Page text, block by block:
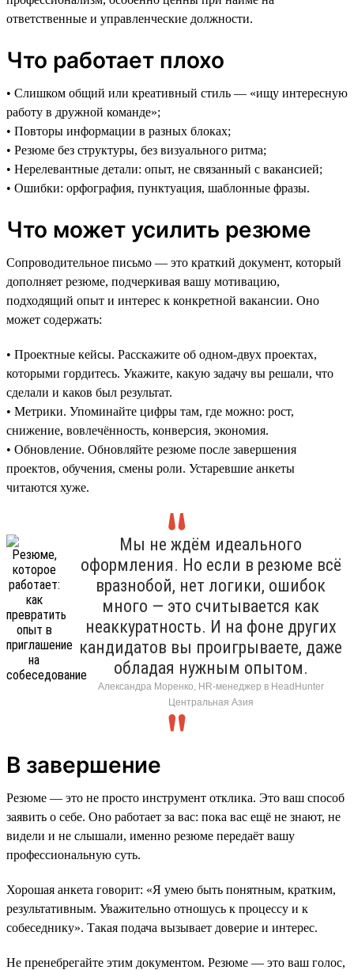
ответственные и управленческие должности.
Что работает плохо
• Слишком общий или креативный стиль — «ищу интересную
работу в дружной команде»;
• Повторы информации в разных блоках;
• Резюме без структуры, без визуального ритма;
• Нерелевантные детали: опыт, не связанный с вакансией;
• Ошибки: орфография, пунктуация, шаблонные фразы.
Что может усилить резюме
Сопроводительное письмо — это краткий документ, который
дополняет резюме, подчеркивая вашу мотивацию,
подходящий опыт и интерес к конкретной вакансии. Оно
может содержать:
• Проектные кейсы. Расскажите об одном-двух проектах,
которыми гордитесь. Укажите, какую задачу вы решали, что
сделали и каков был результат.
• Метрики. Упоминайте цифры там, где можно: рост,
снижение, вовлечённость, конверсия, экономия.
• Обновление. Обновляйте резюме после завершения
проектов, обучения, смены роли. Устаревшие анкеты
читаются хуже.
Мы не ждём идеального
оформления. Но если в резюме всё
вразнобой, нет логики, ошибок
много — это считывается как
неаккуратность. И на фоне других
кандидатов вы проигрываете, даже
обладая нужным опытом.
Александра Моренко, HR-менеджер в HeadHunter
Центральная Азия
В завершение
Резюме — это не просто инструмент отклика. Это ваш способ
заявить о себе. Оно работает за вас: пока вас ещё не знают, не
видели и не слышали, именно резюме передаёт вашу
профессиональную суть.
Хорошая анкета говорит: «Я умею быть понятным, кратким,
результативным. Уважительно отношусь к процессу и к
собеседнику». Такая подача вызывает доверие и интерес.
Не пренебрегайте этим документом. Резюме — это ваш голос,